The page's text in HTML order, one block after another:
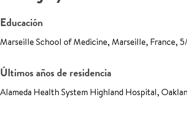
Educación
Marseille School of Medicine, Marseille, France,
Últimos años de residencia
Alameda Health System Highland Hospital,